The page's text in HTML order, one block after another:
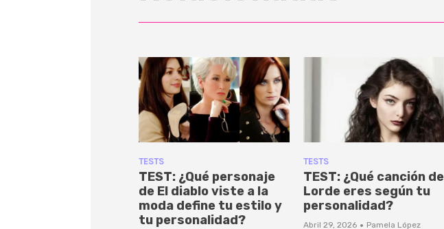
TESTS
TEST: ¿Qué personaje
de El diablo viste a la
moda define tu estilo y
tu personalidad?
TESTS
TEST: ¿Qué canción de
Lorde eres según tu
personalidad?
Abril 29, 2026 · Pamela López